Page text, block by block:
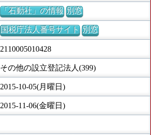
「石動社」の情報 別窓
国税庁法人番号サイト 別窓
2110005010428
その他の設立登記法人(399)
2015-10-05(月曜日)
2015-11-06(金曜日)